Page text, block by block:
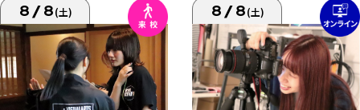
8/8(土) 8/8(土)